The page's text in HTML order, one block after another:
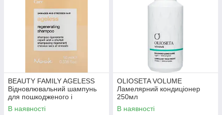
BEAUTY FAMILY AGELESS
Відновлювальний шампунь
для пошкодженого і
ослабленого волосся 10мл
В наявності
OLIOSETA VOLUME
Ламелярний кондиціонер
250мл
В наявності